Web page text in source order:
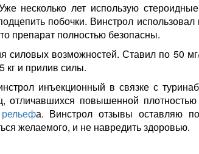
несколько лет использую
побочки. Винстрол
препарат полностью безопасны.
силовых возможностей. Ставил по 50
кг и прилив силы.
инъекционный в связке с
повышенной
рельефа. Винстрол отзывы оставляю
желаемого, и не навредить здоровью.